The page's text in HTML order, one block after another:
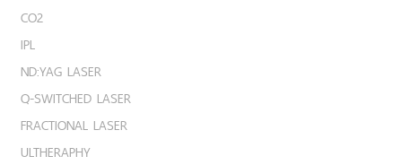
CO2
IPL
ND:YAG LASER
Q-SWITCHED LASER
FRACTIONAL LASER
ULTHERAPHY